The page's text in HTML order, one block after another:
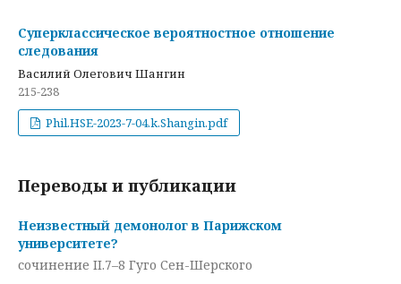
Суперклассическое вероятностное отношение
следования
Василий Олегович Шангин
215-238
Phil.HSE-2023-7-04.k.Shangin.pdf
Переводы и публикации
Неизвестный демонолог в Парижском
университете?
сочинение II.7–8 Гуго Сен-Шерского